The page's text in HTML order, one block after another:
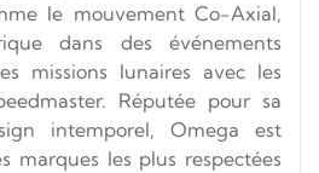
le mouvement Co-Axial,
dans des événements
missions lunaires avec les
Réputée pour sa
intemporel, Omega est
marques les plus respectées